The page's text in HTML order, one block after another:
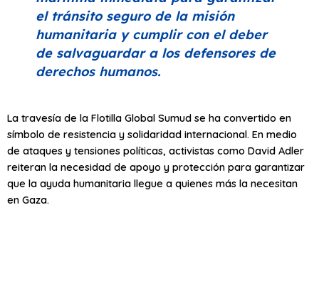
el tránsito seguro de la misión
humanitaria y cumplir con el deber
de salvaguardar a los defensores de
derechos humanos.
La travesía de la Flotilla Global Sumud se ha convertido en
símbolo de resistencia y solidaridad internacional. En medio
de ataques y tensiones políticas, activistas como David Adler
reiteran la necesidad de apoyo y protección para garantizar
que la ayuda humanitaria llegue a quienes más la necesitan
en Gaza.